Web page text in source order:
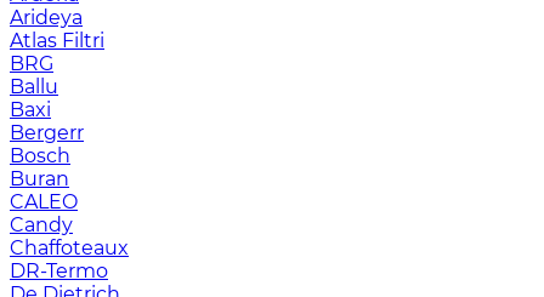
Arideya
Atlas Filtri
BRG
Ballu
Baxi
Bergerr
Bosch
Buran
CALEO
Candy
Chaffoteaux
DR-Termo